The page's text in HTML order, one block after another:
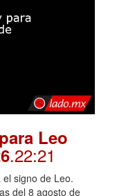
Leo
.22:21
signo de Leo.
del 8 agosto de